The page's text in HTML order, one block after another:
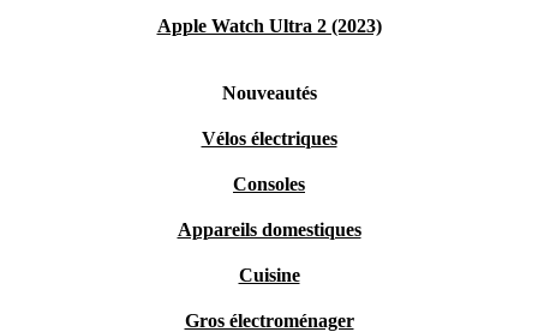
Apple Watch Ultra 2 (2023)
Nouveautés
Vélos électriques
Consoles
Appareils domestiques
Cuisine
Gros électroménager